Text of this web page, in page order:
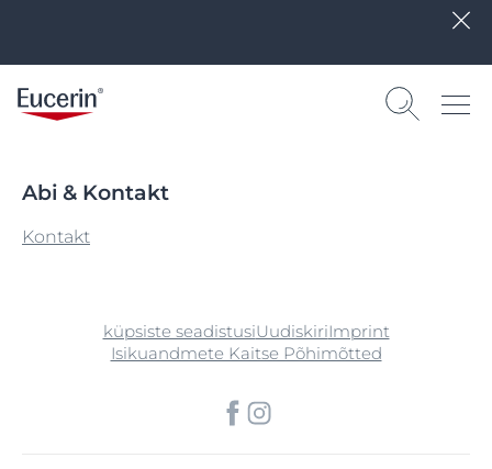
Abi & Kontakt
Kontakt
küpsiste seadistusiUudiskiriImprint
Isikuandmete Kaitse Põhimõtted